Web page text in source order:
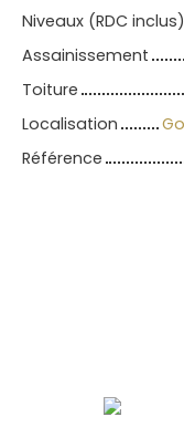
Niveaux (RDC inclus)
Assainissement
Toiture
Localisation
Référence